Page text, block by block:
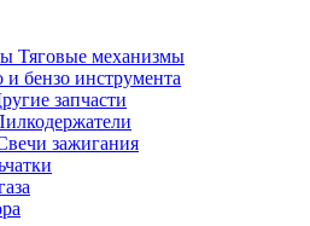
Тяговые механизмы
и бензо инструмента
запчасти
зажигания